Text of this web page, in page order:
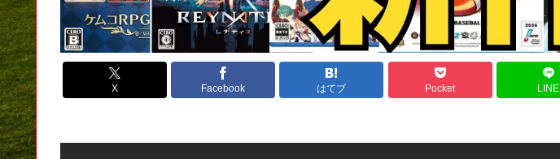
X Facebook はてブ Pocket LINE